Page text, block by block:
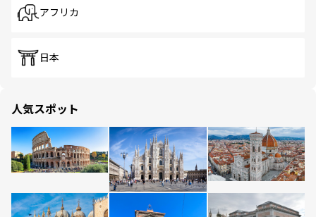
アフリカ
日本
人気スポット